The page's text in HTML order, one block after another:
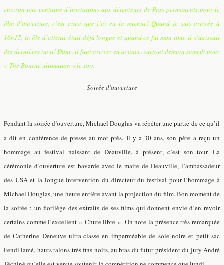
environ une centaine d’invitations aux détenteurs de Pass permanents pour le
film d’ouverture, c’est ainsi que j’ai eu la mienne! Quand je suis arrivée à
16h15, la file d’attente était déjà longue et quand ce fut mon tour, il s’agissait
des dernières invit! Donc, il faut arriver en avance, surtout demain samedi pour
« The Bourne ultimatum » le soir.
Soirée d’ouverture
Pendant la soirée d’ouverture, Michael Douglas va répéter une partie de ce qu’il
a dit en conférence de presse au mot près. Il y a 30 ans, son père a reçu un
hommage au festival naissant de Deauville, à présent, c’est son tour. La
cérémonie d’ouverture est bavarde avec le maire de Deauville, l’ambassadeur
des USA et la longue intervention du directeur du festival pour l’hommage à
Michael Douglas, une heure entière avant la projection du film. Bon moment de
la soirée : un florilège des extraits de ses films qui donnent envie d’en revoir
certains comme l’excellent « Chute libre ». On note la présence très remarquée
de Catherine Deneuve ultra-classe en imperméable de soie noire et petit sac
Fendi lamé, hauts talons très fins noirs, au bras du futur président du jury André